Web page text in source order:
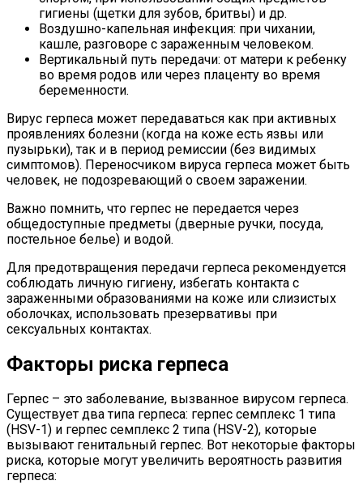
гигиены (щетки для зубов, бритвы) и др.
Воздушно-капельная инфекция: при чихании,
кашле, разговоре с зараженным человеком.
Вертикальный путь передачи: от матери к ребенку
во время родов или через плаценту во время
беременности.
Вирус герпеса может передаваться как при активных
проявлениях болезни (когда на коже есть язвы или
пузырьки), так и в период ремиссии (без видимых
симптомов). Переносчиком вируса герпеса может быть
человек, не подозревающий о своем заражении.
Важно помнить, что герпес не передается через
общедоступные предметы (дверные ручки, посуда,
постельное белье) и водой.
Для предотвращения передачи герпеса рекомендуется
соблюдать личную гигиену, избегать контакта с
зараженными образованиями на коже или слизистых
оболочках, использовать презервативы при
сексуальных контактах.
Факторы риска герпеса
Герпес – это заболевание, вызванное вирусом герпеса.
Существует два типа герпеса: герпес семплекс 1 типа
(HSV-1) и герпес семплекс 2 типа (HSV-2), которые
вызывают генитальный герпес. Вот некоторые факторы
риска, которые могут увеличить вероятность развития
герпеса: